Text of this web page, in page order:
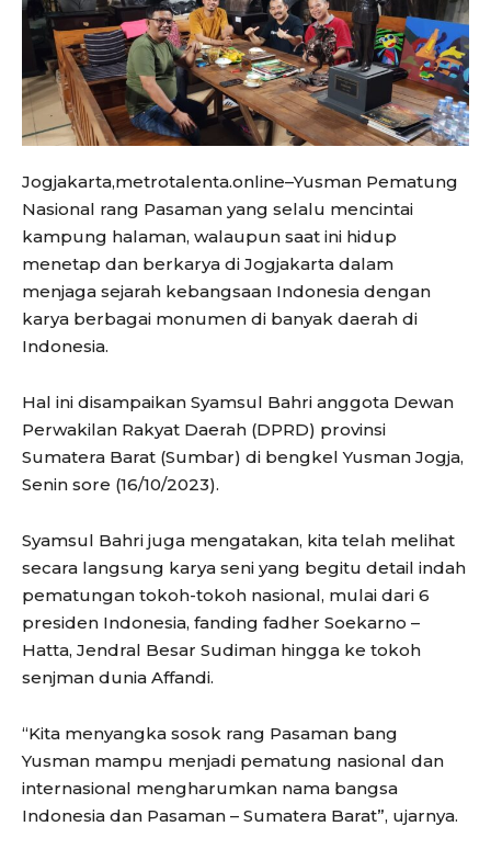
Jogjakarta,metrotalenta.online–Yusman Pematung
Nasional rang Pasaman yang selalu mencintai
kampung halaman, walaupun saat ini hidup
menetap dan berkarya di Jogjakarta dalam
menjaga sejarah kebangsaan Indonesia dengan
karya berbagai monumen di banyak daerah di
Indonesia.
Hal ini disampaikan Syamsul Bahri anggota Dewan
Perwakilan Rakyat Daerah (DPRD) provinsi
Sumatera Barat (Sumbar) di bengkel Yusman Jogja,
Senin sore (16/10/2023).
Syamsul Bahri juga mengatakan, kita telah melihat
secara langsung karya seni yang begitu detail indah
pematungan tokoh-tokoh nasional, mulai dari 6
presiden Indonesia, fanding fadher Soekarno –
Hatta, Jendral Besar Sudiman hingga ke tokoh
senjman dunia Affandi.
“Kita menyangka sosok rang Pasaman bang
Yusman mampu menjadi pematung nasional dan
internasional mengharumkan nama bangsa
Indonesia dan Pasaman – Sumatera Barat”, ujarnya.